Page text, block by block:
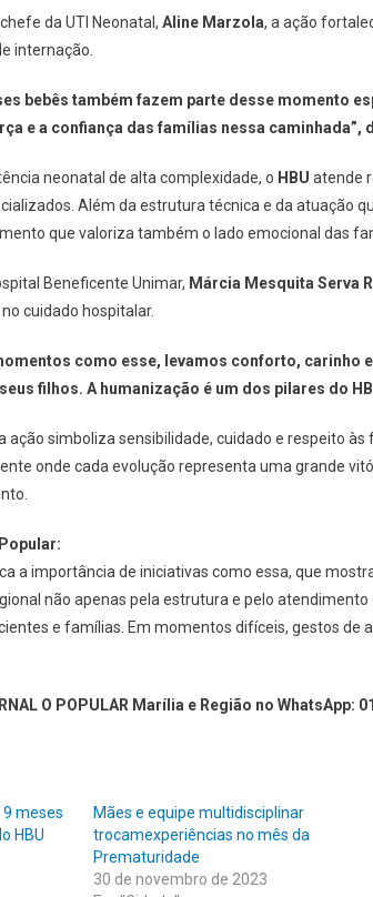
da UTI Neonatal, Aline Marzola, a ação
internação.
bebês também fazem parte desse momento
e a confiança das famílias nessa caminhada”,
neonatal de alta complexidade, o HBU atende
Além da estrutura técnica e da atuação
que valoriza também o lado emocional das
Beneficente Unimar, Márcia Mesquita Serva
cuidado hospitalar.
como esse, levamos conforto, carinho
filhos. A humanização é um dos pilares do
ação simboliza sensibilidade, cuidado e respeito
onde cada evolução representa uma grande
a importância de iniciativas como essa, que
não apenas pela estrutura e pelo
e famílias. Em momentos difíceis, gestos
O POPULAR Marília e Região no WhatsApp:
9 meses
HBU
Mães e equipe multidisciplinar
trocamexperiências no mês da
Prematuridade
30 de novembro de 2023